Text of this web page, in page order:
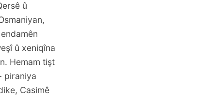
û
û xeniqîna
Hemam tişt
piraniya
Casimê